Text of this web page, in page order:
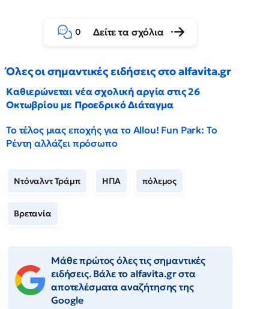
0 Δείτε τα σχόλια
Όλες οι σημαντικές ειδήσεις στο alfavita.gr
Καθιερώνεται νέα σχολική αργία στις 26
Οκτωβρίου με Προεδρικό Διάταγμα
Το τέλος μιας εποχής για το Allou! Fun Park: Το
Ρέντη αλλάζει πρόσωπο
Ντόναλντ Τράμπ ΗΠΑ πόλεμος
Βρετανία
Μάθε πρώτος όλες τις σημαντικές
ειδήσεις. Βάλε το alfavita.gr στα
αποτελέσματα αναζήτησης της
Google